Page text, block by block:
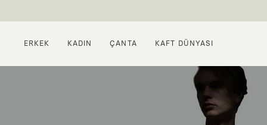
ERKEK KADIN ÇANTA KAFT DÜNYASI